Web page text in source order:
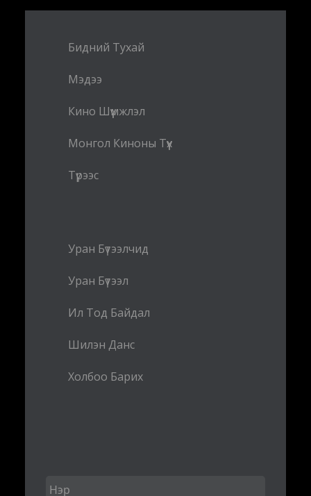
Бидний Тухай
Мэдээ
Кино Шүүмжлэл
Монгол Киноны Түүх
Түрээс
Уран Бүтээлчид
Уран Бүтээл
Ил Тод Байдал
Шилэн Данс
Холбоо Барих